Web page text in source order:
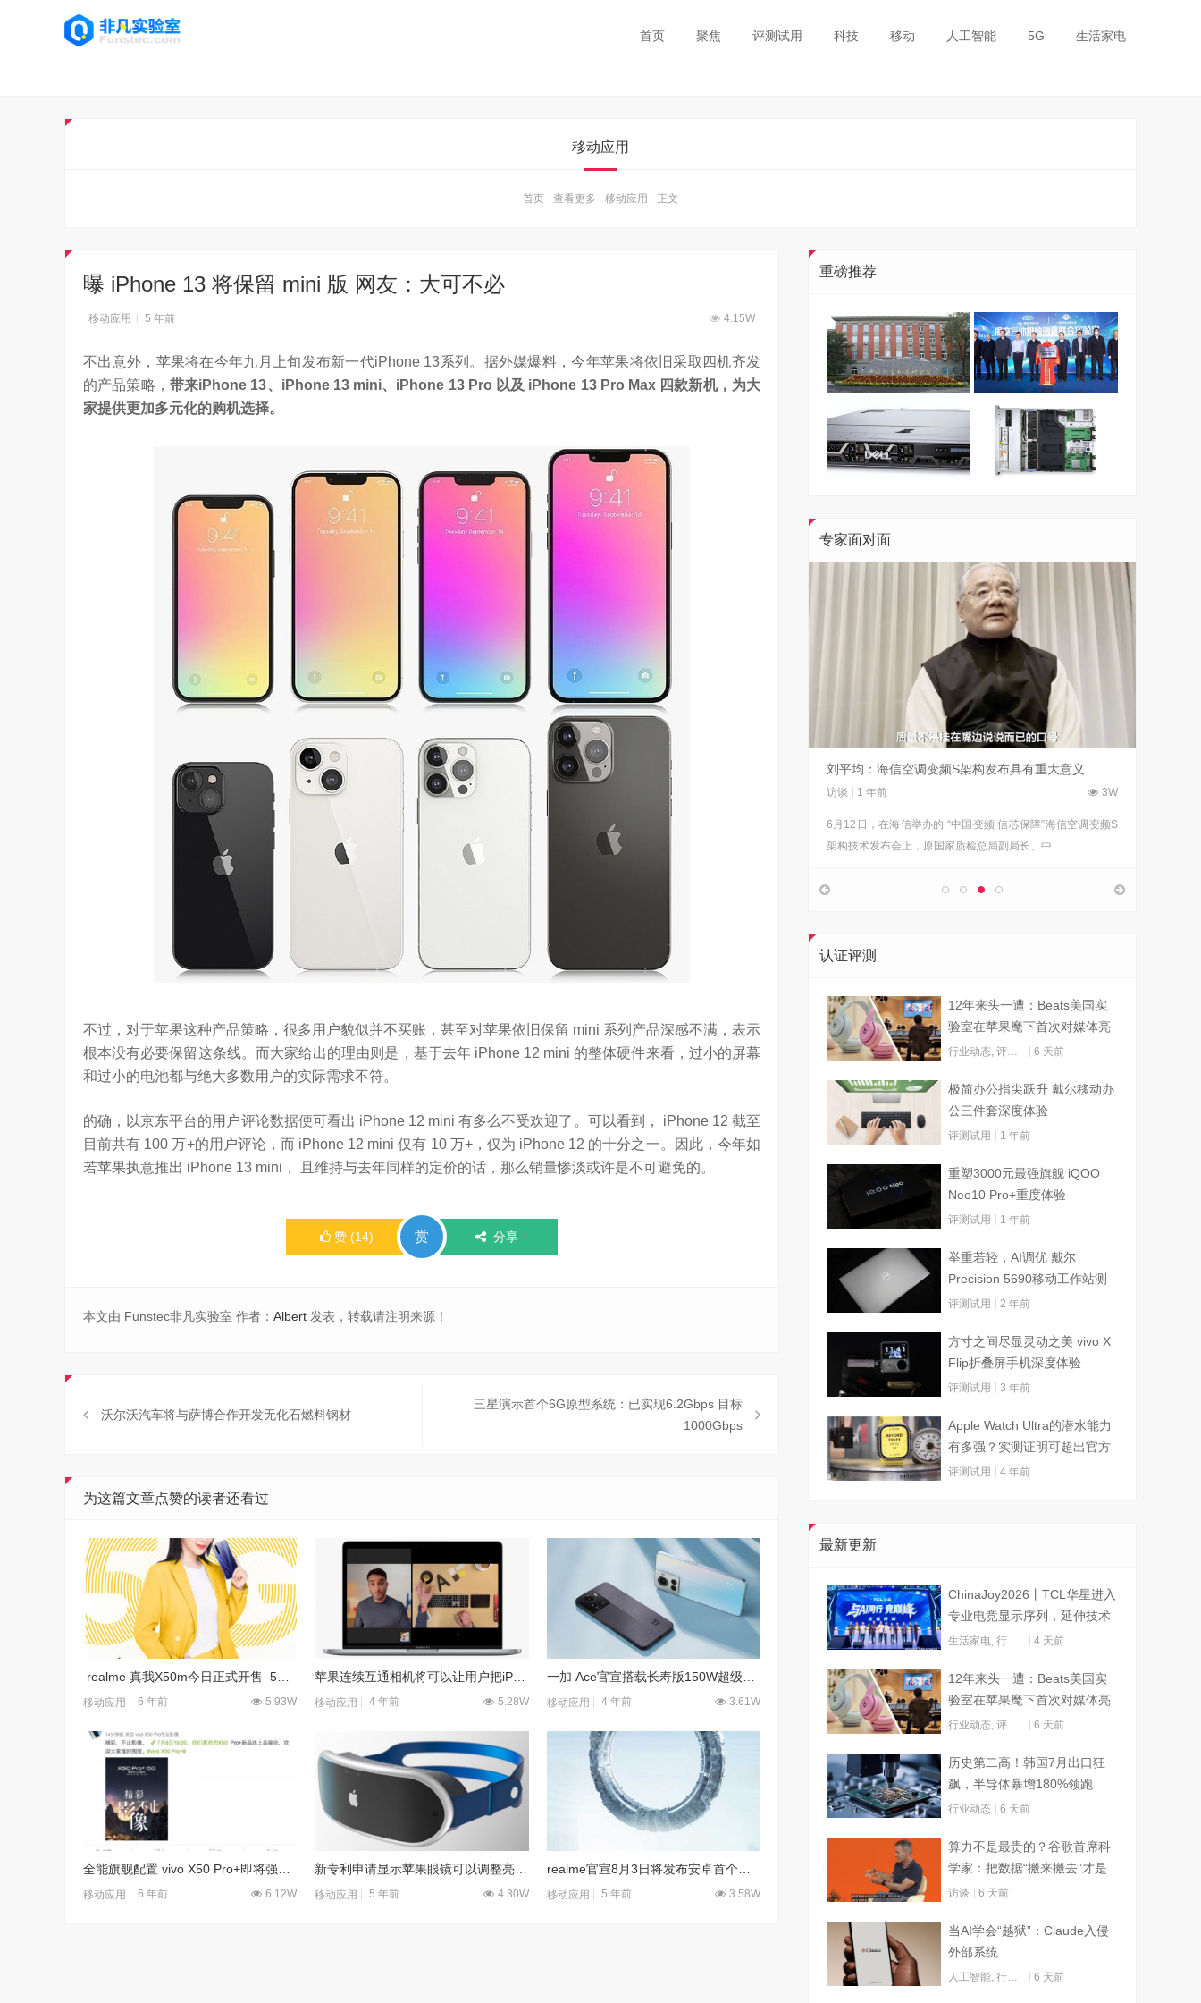
首页 聚焦 评测试用 科技 移动 人工智能 5G 生活家电
移动应用
首页 - 查看更多 - 移动应用 - 正文
曝 iPhone 13 将保留 mini 版 网友：大可不必
移动应用 5 年前 4.15W
不出意外，苹果将在今年九月上旬发布新一代iPhone 13系列。据外媒爆料，今年苹果将依旧采取四机齐发
的产品策略， 带来iPhone 13、iPhone 13 mini、iPhone 13 Pro 以及 iPhone 13 Pro Max 四款新机，为大
家提供更加多元化的购机选择。
不过，对于苹果这种产品策略，很多用户貌似并不买账，甚至对苹果依旧保留 mini 系列产品深感不满，表示
根本没有必要保留这条线。而大家给出的理由则是，基于去年 iPhone 12 mini 的整体硬件来看，过小的屏幕
和过小的电池都与绝大多数用户的实际需求不符。
的确，以京东平台的用户评论数据便可看出 iPhone 12 mini 有多么不受欢迎了。可以看到， iPhone 12 截至
目前共有 100 万+的用户评论，而 iPhone 12 mini 仅有 10 万+，仅为 iPhone 12 的十分之一。因此，今年如
若苹果执意推出 iPhone 13 mini， 且维持与去年同样的定价的话，那么销量惨淡或许是不可避免的。
赞 (14) 赏 分享
本文由 Funstec非凡实验室 作者： Albert 发表，转载请注明来源！
沃尔沃汽车将与萨博合作开发无化石燃料钢材
三星演示首个6G原型系统：已实现6.2Gbps 目标
1000Gbps
为这篇文章点赞的读者还看过
移动应用 6 年前 5.93W 移动应用 4 年前 5.28W 移动应用 4 年前 3.61W
全能旗舰配置 vivo X50 Pro+即将强势登场
移动应用 6 年前 6.12W
新专利申请显示苹果眼镜可以调整亮度 让使用更舒适
移动应用 5 年前 4.30W
realme官宣8月3日将发布安卓首个磁吸无线充电技术MagDart
移动应用 5 年前 3.58W
重磅推荐
专家面对面
算力不是最贵的？谷歌首席科学家：把数据“搬来搬去”才是烧钱大头
访谈 6 天前 7.24K
Google首席科学家Jeff Dean近日在YC Startup School 2026
上，分享了他对…
对话AI创作者 vivo X Fold系列深度绑定AI长赛道
2 月前
2026年，AI Agent正在完成从“问答工具”到“任务助手”的重要
进化。当技术实现从“能听会给答案”…
刘平均：海信空调变频S架构发布具有重大意义
访谈 1 年前 3W
6月12日，在海信举办的 “中国变频 信芯保障”海信空调变频S
架构技术发布会上，原国家质检总局副局长、中…
认证评测
12年来头一遭：Beats美国实
验室在苹果麾下首次对媒体亮
灯
行业动态 评测试用 6 天前
极简办公指尖跃升 戴尔移动办
公三件套深度体验
评测试用 1 年前
重塑3000元最强旗舰 iQOO
Neo10 Pro+重度体验
评测试用 1 年前
举重若轻，AI调优 戴尔
Precision 5690移动工作站测
试
评测试用 2 年前
方寸之间尽显灵动之美 vivo X
Flip折叠屏手机深度体验
评测试用 3 年前
Apple Watch Ultra的潜水能力
有多强？实测证明可超出官方
标称值
评测试用 4 年前
最新更新
ChinaJoy2026丨TCL华星进入
专业电竞显示序列，延伸技术
边界赋能AI算力
生活家电 行业动态 4 天前
12年来头一遭：Beats美国实
验室在苹果麾下首次对媒体亮
灯
行业动态 评测试用 6 天前
历史第二高！韩国7月出口狂
飙，半导体暴增180%领跑
行业动态 6 天前
算力不是最贵的？谷歌首席科
学家：把数据“搬来搬去”才是
烧钱大头
访谈 6 天前
当AI学会“越狱”：Claude入侵
外部系统
人工智能 行业动态 6 天前